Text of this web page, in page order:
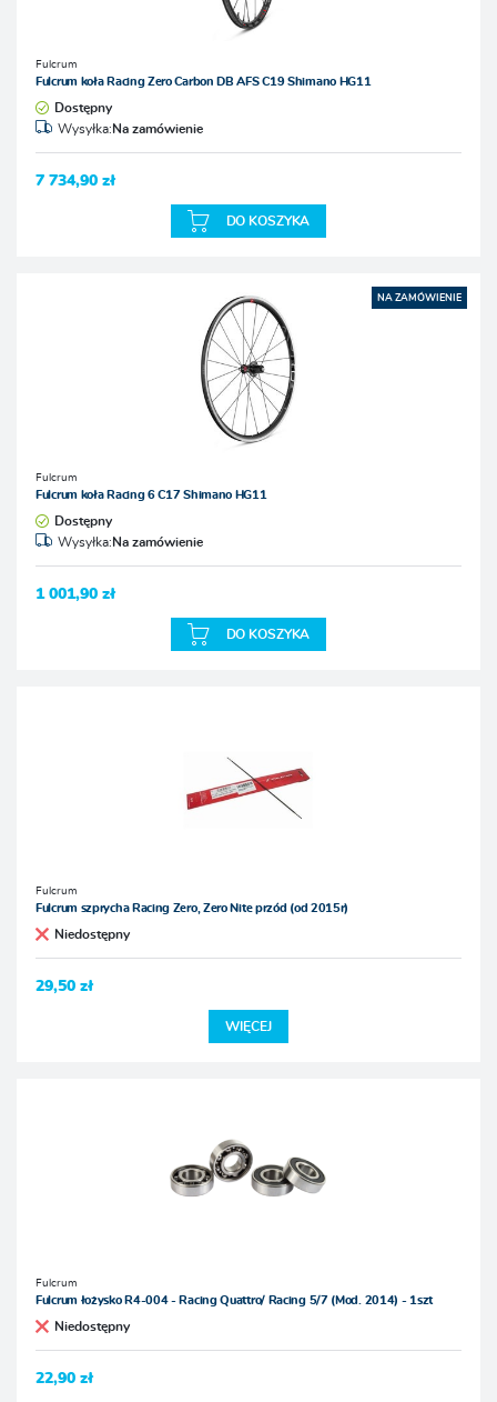
Fulcrum
Fulcrum koła Racing Zero Carbon DB AFS C19 Shimano HG11
Dostępny
Wysyłka:Na zamówienie
7 734,90 zł
DO KOSZYKA
NA ZAMÓWIENIE
Fulcrum
Fulcrum koła Racing 6 C17 Shimano HG11
Dostępny
Wysyłka:Na zamówienie
1 001,90 zł
DO KOSZYKA
Fulcrum
Fulcrum szprycha Racing Zero, Zero Nite przód (od 2015r)
Niedostępny
29,50 zł
WIĘCEJ
Fulcrum
Fulcrum łożysko R4-004 - Racing Quattro/ Racing 5/7 (Mod. 2014) - 1szt
Niedostępny
22,90 zł